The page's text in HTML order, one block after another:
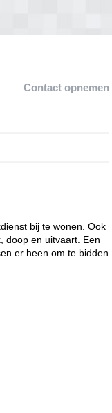
Contact opnemen
bij te wonen. Ook
doop en uitvaart. Een
er heen om te bidden